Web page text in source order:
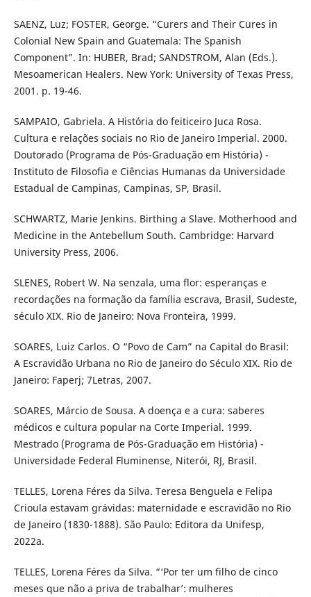
SAENZ, Luz; FOSTER, George. “Curers and Their Cures in
Colonial New Spain and Guatemala: The Spanish
Component”. In: HUBER, Brad; SANDSTROM, Alan (Eds.).
Mesoamerican Healers. New York: University of Texas Press,
2001. p. 19-46.
SAMPAIO, Gabriela. A História do feiticeiro Juca Rosa.
Cultura e relações sociais no Rio de Janeiro Imperial. 2000.
Doutorado (Programa de Pós-Graduação em História) -
Instituto de Filosofia e Ciências Humanas da Universidade
Estadual de Campinas, Campinas, SP, Brasil.
SCHWARTZ, Marie Jenkins. Birthing a Slave. Motherhood and
Medicine in the Antebellum South. Cambridge: Harvard
University Press, 2006.
SLENES, Robert W. Na senzala, uma flor: esperanças e
recordações na formação da família escrava, Brasil, Sudeste,
século XIX. Rio de Janeiro: Nova Fronteira, 1999.
SOARES, Luiz Carlos. O “Povo de Cam” na Capital do Brasil:
A Escravidão Urbana no Rio de Janeiro do Século XIX. Rio de
Janeiro: Faperj; 7Letras, 2007.
SOARES, Márcio de Sousa. A doença e a cura: saberes
médicos e cultura popular na Corte Imperial. 1999.
Mestrado (Programa de Pós-Graduação em História) -
Universidade Federal Fluminense, Niterói, RJ, Brasil.
TELLES, Lorena Féres da Silva. Teresa Benguela e Felipa
Crioula estavam grávidas: maternidade e escravidão no Rio
de Janeiro (1830-1888). São Paulo: Editora da Unifesp,
2022a.
TELLES, Lorena Féres da Silva. “‘Por ter um filho de cinco
meses que não a priva de trabalhar’: mulheres